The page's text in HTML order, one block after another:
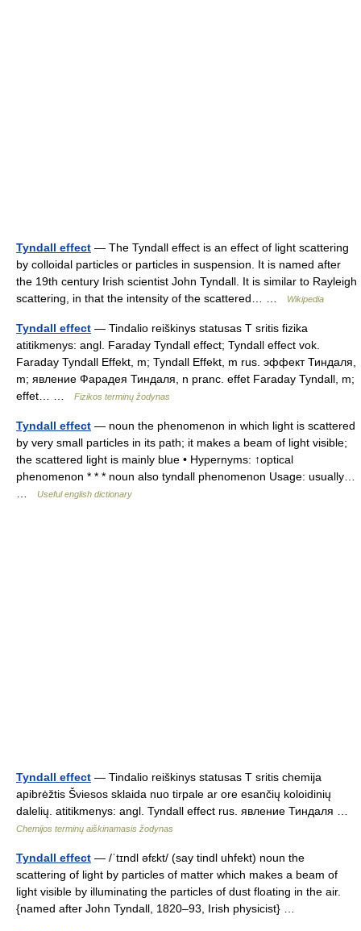
Tyndall effect — The Tyndall effect is an effect of light scattering
by colloidal particles or particles in suspension. It is named after
the 19th century Irish scientist John Tyndall. It is similar to Rayleigh
scattering, in that the intensity of the scattered… …
Wikipedia
Tyndall effect — Tindalio reiškinys statusas T sritis fizika
atitikmenys: angl. Faraday Tyndall effect; Tyndall effect vok.
Faraday Tyndall Effekt, m; Tyndall Effekt, m rus. эффект Тиндаля,
m; явление Фарадея Тиндаля, n pranc. effet Faraday Tyndall, m;
effet… …
Fizikos terminų žodynas
Tyndall effect — noun the phenomenon in which light is scattered
by very small particles in its path; it makes a beam of light visible;
the scattered light is mainly blue • Hypernyms: ↑optical
phenomenon * * * noun also tyndall phenomenon Usage: usually…
Useful english dictionary
Tyndall effect — Tindalio reiškinys statusas T sritis chemija
apibrėžtis Šviesos sklaida nuo tirpale ar ore esančių koloidinių
dalelių. atitikmenys: angl. Tyndall effect rus. явление Тиндаля …
Chemijos terminų aiškinamasis žodynas
Tyndall effect — /ˈtɪndl əfɛkt/ (say tindl uhfekt) noun the
scattering of light by particles of matter which makes a beam of
light visible by illuminating the particles of dust floating in the air.
{named after John Tyndall, 1820–93, Irish physicist} …